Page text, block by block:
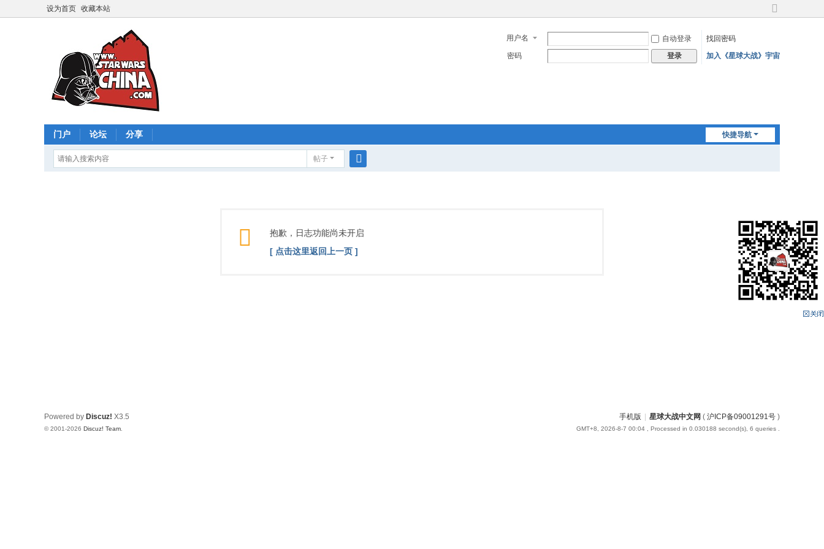
设为首页 收藏本站
切
宽
用户名 自动登录
找回密码
密码
登录 加入《星球大战》宇宙
快捷导航
门户 论坛 分享
帖子
抱歉，日志功能尚未开启
[ 点击这里返回上一页 ]
手机版 星球大战中文网 ( 沪ICP备09001291号 )
GMT+8, 2026-8-7 00:04 , Processed in 0.030188 second(s), 6 queries .
Powered by Discuz! X3.5
© 2001-2026 Discuz! Team